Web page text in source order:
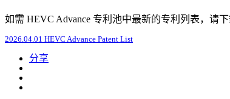
如需 HEVC Advance 专利池中最新的专利列表，请
2026.04.01 HEVC Advance Patent List
分享